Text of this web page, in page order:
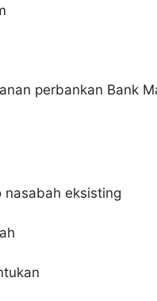
perbankan Bank
eksisting